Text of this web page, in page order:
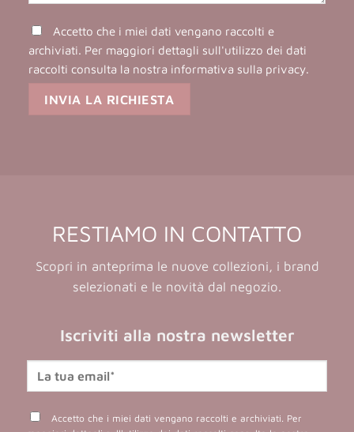
Accetto che i miei dati vengano raccolti e
archiviati. Per maggiori dettagli sull'utilizzo dei dati
raccolti consulta la nostra informativa sulla privacy.
RESTIAMO IN CONTATTO
Scopri in anteprima le nuove collezioni, i brand
selezionati e le novità dal negozio.
Iscriviti alla nostra newsletter
Accetto che i miei dati vengano raccolti e archiviati. Per